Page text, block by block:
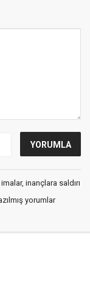
inançlara saldırı
yorumlar